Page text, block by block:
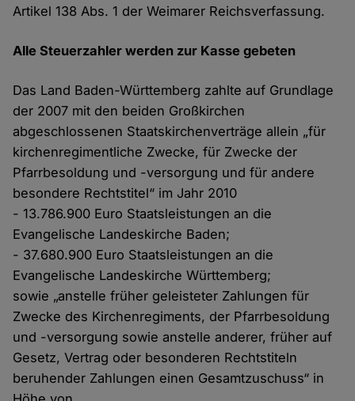
Artikel 138 Abs. 1 der Weimarer Reichsverfassung.
Alle Steuerzahler werden zur Kasse gebeten
Das Land Baden-Württemberg zahlte auf Grundlage
der 2007 mit den beiden Großkirchen
abgeschlossenen Staatskirchenverträge allein „für
kirchenregimentliche Zwecke, für Zwecke der
Pfarrbesoldung und -versorgung und für andere
besondere Rechtstitel“ im Jahr 2010
- 13.786.900 Euro Staatsleistungen an die
Evangelische Landeskirche Baden;
- 37.680.900 Euro Staatsleistungen an die
Evangelische Landeskirche Württemberg;
sowie „anstelle früher geleisteter Zahlungen für
Zwecke des Kirchenregiments, der Pfarrbesoldung
und -versorgung sowie anstelle anderer, früher auf
Gesetz, Vertrag oder besonderen Rechtstiteln
beruhender Zahlungen einen Gesamtzuschuss“ in